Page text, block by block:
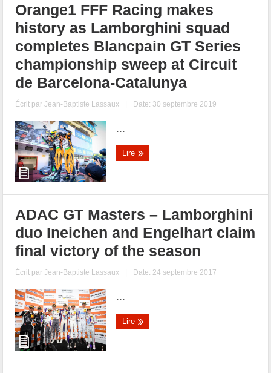
Orange1 FFF Racing makes
history as Lamborghini squad
completes Blancpain GT Series
championship sweep at Circuit
de Barcelona-Catalunya
Écrit parJean-Baptiste Lassaux | Date: 30 septembre 2019
...
Lire
ADAC GT Masters – Lamborghini
duo Ineichen and Engelhart claim
final victory of the season
Écrit parJean-Baptiste Lassaux | Date: 24 septembre 2017
...
Lire